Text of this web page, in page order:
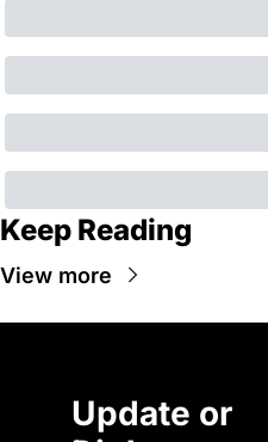
Keep Reading
View more
Update or